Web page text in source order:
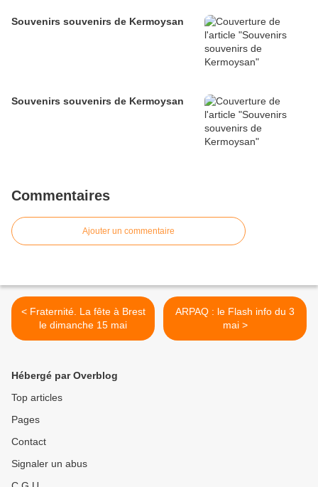
Souvenirs souvenirs de Kermoysan
Souvenirs souvenirs de Kermoysan
Commentaires
Ajouter un commentaire
< Fraternité. La fête à Brest
le dimanche 15 mai
ARPAQ : le Flash info du 3
mai >
Hébergé par Overblog
Top articles
Pages
Contact
Signaler un abus